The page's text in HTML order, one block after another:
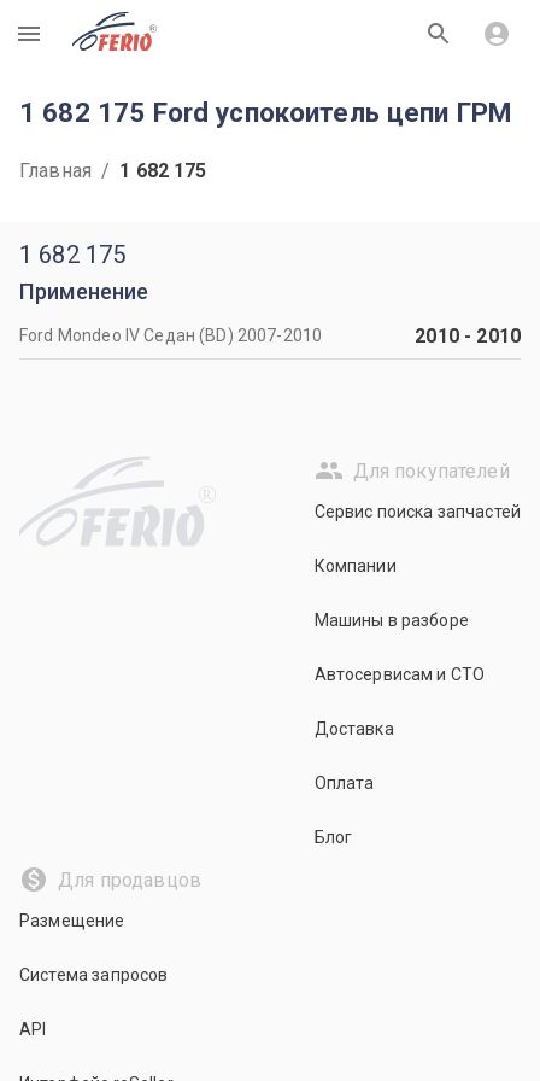
R
1 682 175 Ford успокоитель цепи ГРМ
Главная / 1 682 175
1 682 175
Применение
Ford Mondeo IV Седан (BD) 2007-2010 2010- 2010
R
Для покупателей
Сервис поиска запчастей
Компании
Машины в разборе
Автосервисам и СТО
Доставка
Оплата
Блог
Для продавцов
Размещение
Система запросов
API